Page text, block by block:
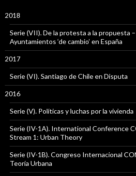
2018
Serie (VII). De la protesta a la propuesta
Ayuntamientos ‘de cambio’ en España
2017
Serie (VI). Santiago de Chile en Disputa
2016
Serie (V). Políticas y luchas por la vivienda
Serie (IV-1A). International Conference
Stream 1: Urban Theory
Serie (IV-1B). Congreso Internacional
Teoría Urbana